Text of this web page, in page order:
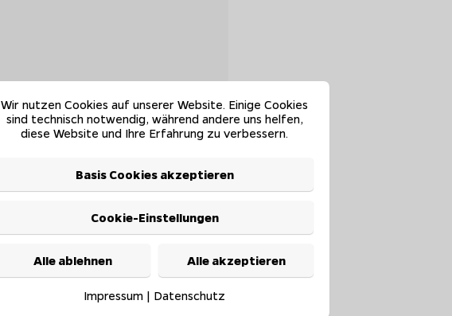
Wir nutzen Cookies auf unserer Website. Einige Cookies
sind technisch notwendig, während andere uns helfen,
diese Website und Ihre Erfahrung zu verbessern.
Basis Cookies akzeptieren
Cookie-Einstellungen
Alle ablehnen Alle akzeptieren
Impressum | Datenschutz